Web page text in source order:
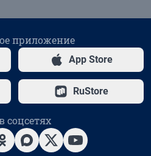
приложение
App Store
RuStore
соцсетях